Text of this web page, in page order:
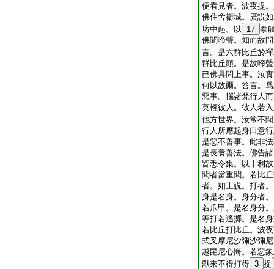
便看見者。波夜提
佛住舍衞城。廣説
坊中起。以
17 拳
佛聞啼聲。知而故
言。是六群比丘於
群比丘頭。是故啼
已佛具問上事。汝
何以故爾。答言。
惡事。惱諸梵行人
莫輕彼人。彼人若
他方世界。汝常不
行人所應起身口意
是惡不善事。此非
是長養善法。佛告
皆悉令集。以十利
聞者當重聞。若比
者。如上説。打者
身是名身。身分者
若爪甲。是名身分
等打若遙擲。是名
若比丘打比丘。波
式叉摩尼沙彌沙彌
越毘尼心悔。若惡
獸來不得打得 3 捉